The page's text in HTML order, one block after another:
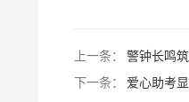
上一条：
警钟长鸣
下一条：
爱心助考